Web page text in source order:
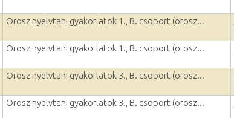
Orosz nyelvtani gyakorlatok 1., B. csoport (orosz...
Orosz nyelvtani gyakorlatok 1., B. csoport (orosz...
Orosz nyelvtani gyakorlatok 3., B. csoport (orosz...
Orosz nyelvtani gyakorlatok 3., B. csoport (orosz...